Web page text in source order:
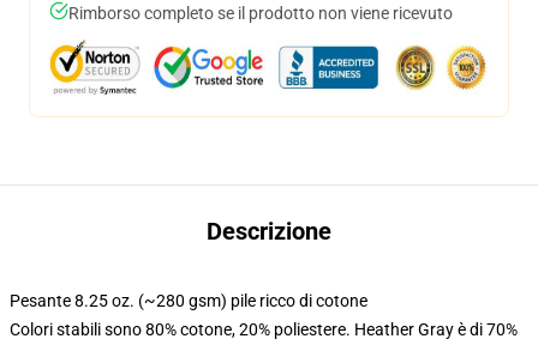
Rimborso completo se il prodotto non viene ricevuto
Descrizione
Pesante 8.25 oz. (~280 gsm) pile ricco di cotone
Colori stabili sono 80% cotone, 20% poliestere. Heather Gray è di 70%